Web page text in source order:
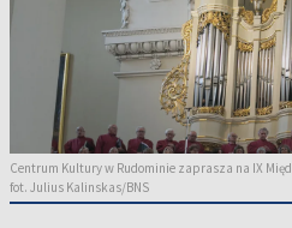
Centrum Kultury w Rudominie zaprasza na IX
fot. Julius Kalinskas/BNS